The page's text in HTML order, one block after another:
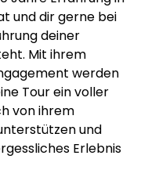
und dir gerne bei
deiner
Mit ihrem
werden
Tour ein voller
von ihrem
und
Erlebnis